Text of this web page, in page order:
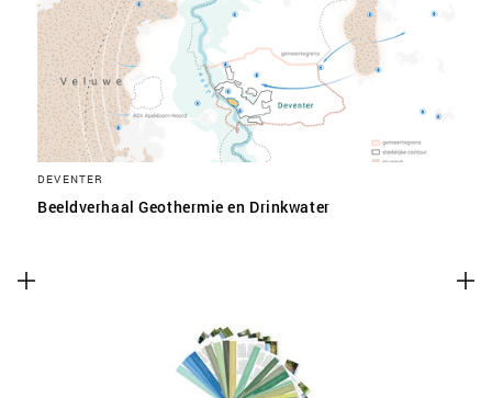
DEVENTER
Beeldverhaal Geothermie en Drinkwater
SLA VOORKEUREN OP